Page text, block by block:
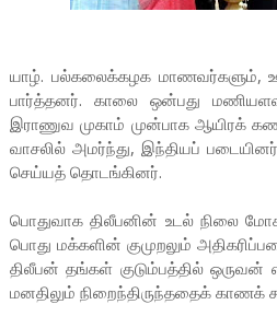
யாழ். பல்கலைக்கழக மாணவர்களும்,
பார்த்தனர். காலை ஒன்பது
இராணுவ முகாம் முன்பாக ஆயிரக்
வாசலில் அமர்ந்து, இந்தியப்
செய்யத் தொடங்கினர்.
பொதுவாக திலீபனின் உடல் நிலை
பொது மக்களின் குமுறலும்
திலீபன் தங்கள் குடும்பத்தில்
மனதிலும் நிறைந்திருந்ததைக் காணக்